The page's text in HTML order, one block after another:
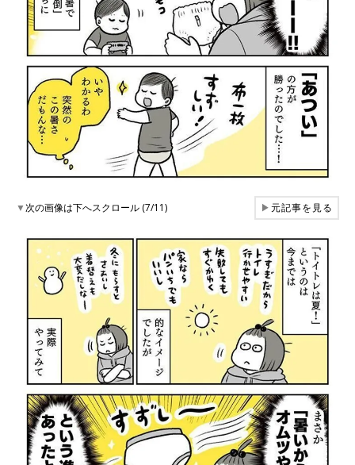
▼次の画像は下へスクロール (7/11) ▶元記事を見る